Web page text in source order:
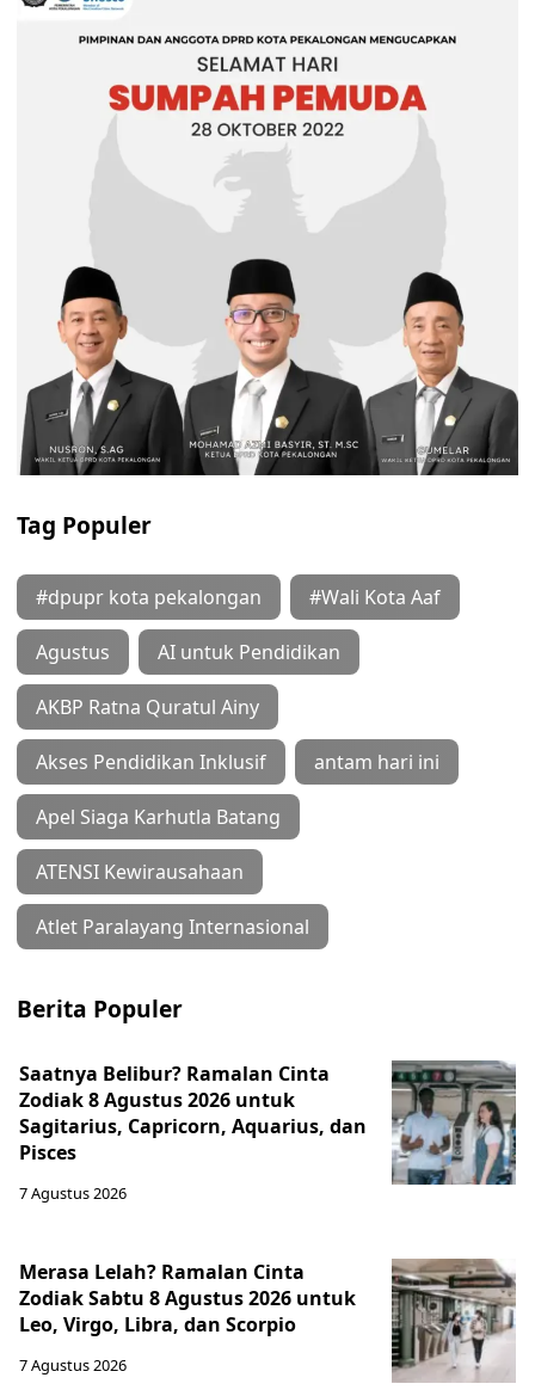
Tag Populer
#dpupr kota pekalongan #Wali Kota Aaf
Agustus AI untuk Pendidikan
AKBP Ratna Quratul Ainy
Akses Pendidikan Inklusif antam hari ini
Apel Siaga Karhutla Batang
ATENSI Kewirausahaan
Atlet Paralayang Internasional
Berita Populer
Saatnya Belibur? Ramalan Cinta
Zodiak 8 Agustus 2026 untuk
Sagitarius, Capricorn, Aquarius, dan
Pisces
7 Agustus 2026
Merasa Lelah? Ramalan Cinta
Zodiak Sabtu 8 Agustus 2026 untuk
Leo, Virgo, Libra, dan Scorpio
7 Agustus 2026